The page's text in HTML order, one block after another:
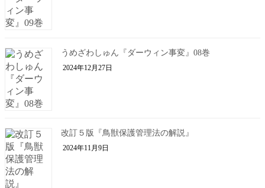
うめざわしゅん『ダーウィン事変』08巻
2024年12月27日
改訂５版『鳥獣保護管理法の解説』
2024年11月9日